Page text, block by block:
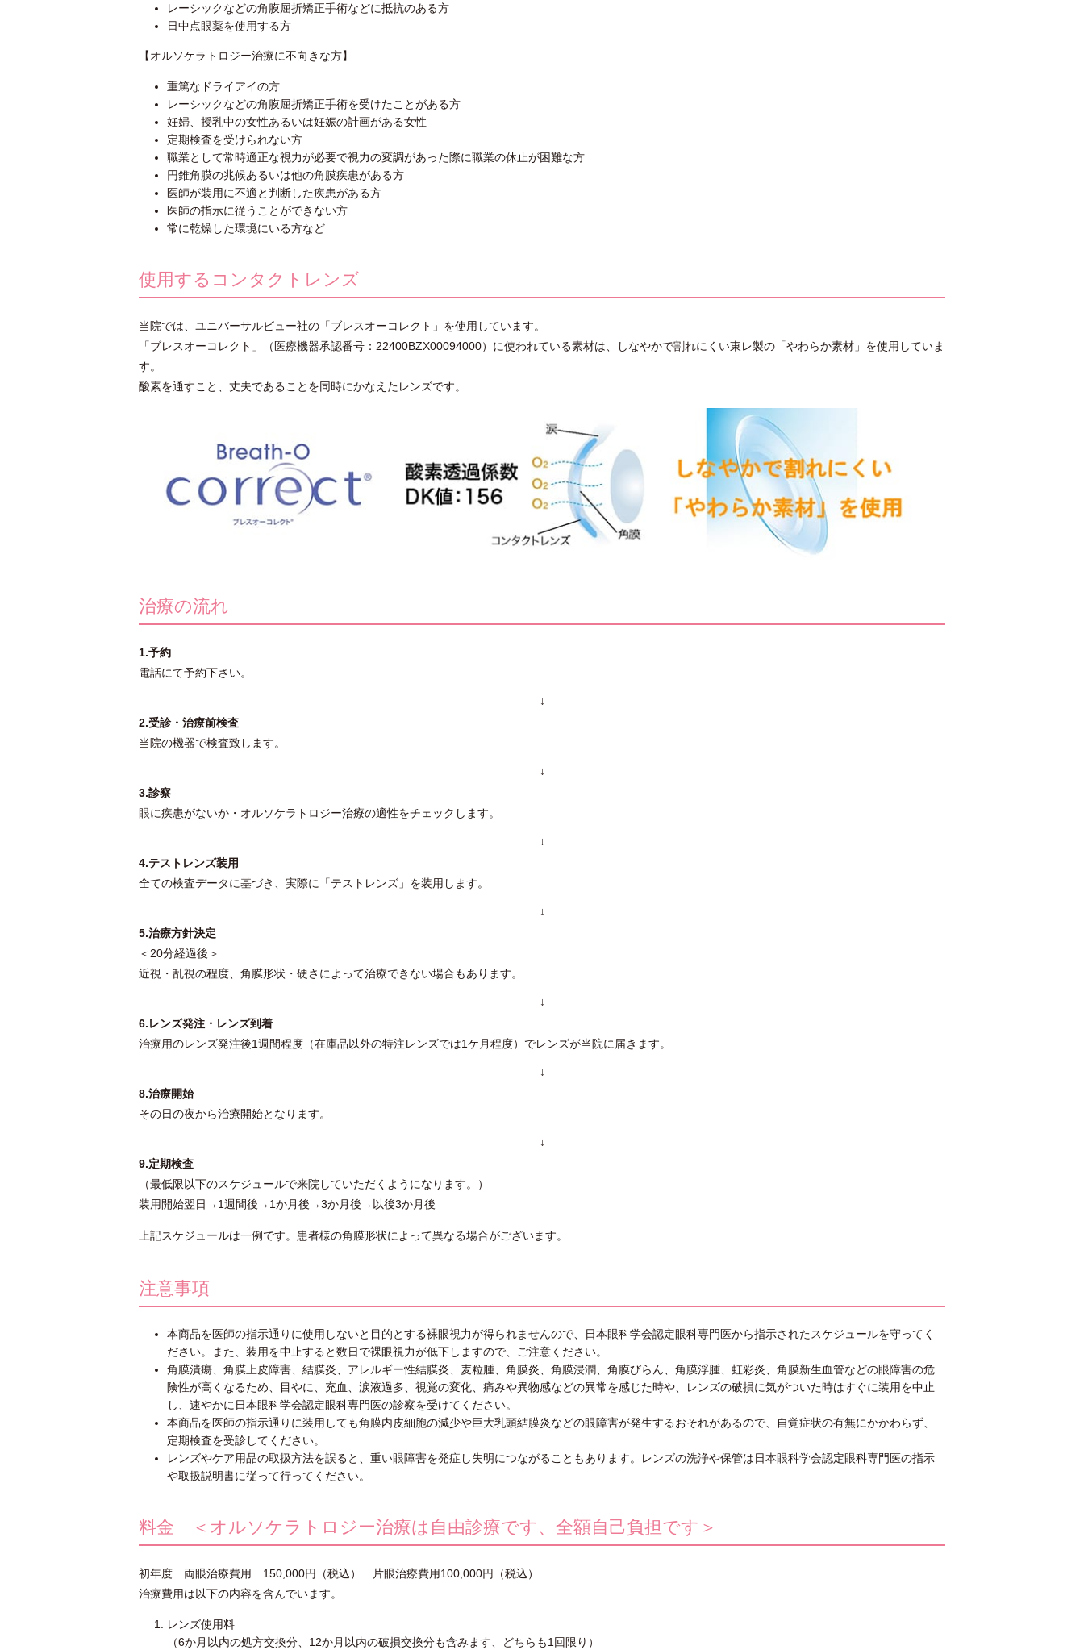
レーシックなどの角膜屈折矯正手術などに抵抗のある方
日中点眼薬を使用する方
【オルソケラトロジー治療に不向きな方】
重篤なドライアイの方
レーシックなどの角膜屈折矯正手術を受けたことがある方
妊婦、授乳中の女性あるいは妊娠の計画がある女性
定期検査を受けられない方
職業として常時適正な視力が必要で視力の変調があった際に職業の休止が困難な方
円錐角膜の兆候あるいは他の角膜疾患がある方
医師が装用に不適と判断した疾患がある方
医師の指示に従うことができない方
常に乾燥した環境にいる方など
使用するコンタクトレンズ
当院では、ユニバーサルビュー社の「ブレスオーコレクト」を使用しています。
「ブレスオーコレクト」（医療機器承認番号：22400BZX00094000）に使われている素材は、しなやかで割れにくい東レ製の「やわらか素材」を使用していま
す。
酸素を通すこと、丈夫であることを同時にかなえたレンズです。
治療の流れ
1.予約
電話にて予約下さい。
↓
2.受診・治療前検査
当院の機器で検査致します。
↓
3.診察
眼に疾患がないか・オルソケラトロジー治療の適性をチェックします。
↓
4.テストレンズ装用
全ての検査データに基づき、実際に「テストレンズ」を装用します。
↓
5.治療方針決定
＜20分経過後＞
近視・乱視の程度、角膜形状・硬さによって治療できない場合もあります。
↓
6.レンズ発注・レンズ到着
治療用のレンズ発注後1週間程度（在庫品以外の特注レンズでは1ケ月程度）でレンズが当院に届きます。
↓
8.治療開始
その日の夜から治療開始となります。
↓
9.定期検査
（最低限以下のスケジュールで来院していただくようになります。）
装用開始翌日→1週間後→1か月後→3か月後→以後3か月後
上記スケジュールは一例です。患者様の角膜形状によって異なる場合がございます。
注意事項
本商品を医師の指示通りに使用しないと目的とする裸眼視力が得られませんので、日本眼科学会認定眼科専門医から指示されたスケジュールを守ってく
ださい。また、装用を中止すると数日で裸眼視力が低下しますので、ご注意ください。
角膜潰瘍、角膜上皮障害、結膜炎、アレルギー性結膜炎、麦粒腫、角膜炎、角膜浸潤、角膜びらん、角膜浮腫、虹彩炎、角膜新生血管などの眼障害の危
険性が高くなるため、目やに、充血、涙液過多、視覚の変化、痛みや異物感などの異常を感じた時や、レンズの破損に気がついた時はすぐに装用を中止
し、速やかに日本眼科学会認定眼科専門医の診察を受けてください。
本商品を医師の指示通りに装用しても角膜内皮細胞の減少や巨大乳頭結膜炎などの眼障害が発生するおそれがあるので、自覚症状の有無にかかわらず、
定期検査を受診してください。
レンズやケア用品の取扱方法を誤ると、重い眼障害を発症し失明につながることもあります。レンズの洗浄や保管は日本眼科学会認定眼科専門医の指示
や取扱説明書に従って行ってください。
料金 ＜オルソケラトロジー治療は自由診療です、全額自己負担です＞
初年度 両眼治療費用 150,000円（税込） 片眼治療費用100,000円（税込）
治療費用は以下の内容を含んでいます。
レンズ使用料
（6か月以内の処方交換分、12か月以内の破損交換分も含みます、どちらも1回限り）